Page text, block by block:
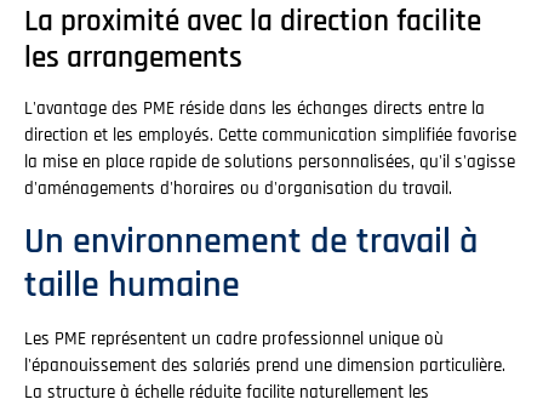
La proximité avec la direction facilite
les arrangements
L'avantage des PME réside dans les échanges directs entre la
direction et les employés. Cette communication simplifiée favorise
la mise en place rapide de solutions personnalisées, qu'il s'agisse
d'aménagements d'horaires ou d'organisation du travail.
Un environnement de travail à
taille humaine
Les PME représentent un cadre professionnel unique où
l'épanouissement des salariés prend une dimension particulière.
La structure à échelle réduite facilite naturellement les